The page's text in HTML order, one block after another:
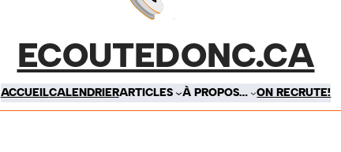
ECOUTEDONC.CA
ACCUEILCALENDRIERARTICLES À PROPOS… ON RECRUTE!